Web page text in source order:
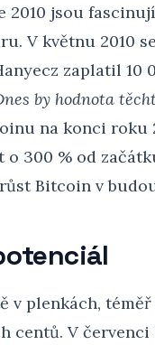
jsou
V květnu 2010
zaplatil 10
by hodnota
na konci roku
300 % od
Bitcoin v
v plenkách,
centů. V